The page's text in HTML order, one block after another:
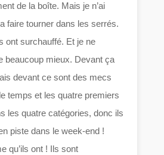
de la boîte. Mais je n’ai
faire tourner dans les serrés.
ont surchauffé. Et je ne
beaucoup mieux. Devant ça
devant ce sont des mecs
temps et les quatre premiers
les quatre catégories, donc ils
piste dans le week-end !
qu’ils ont ! Ils sont